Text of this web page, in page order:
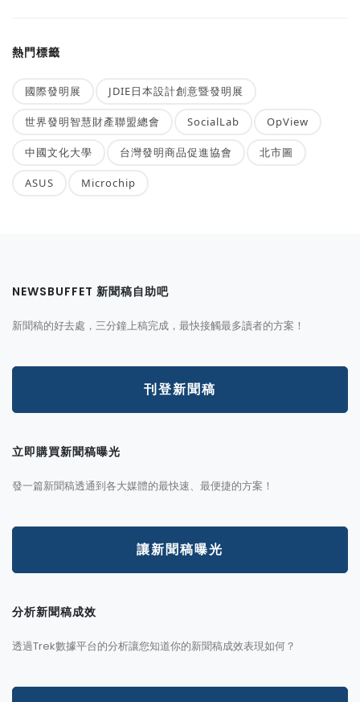
熱門標籤
國際發明展 JDIE日本設計創意暨發明展
世界發明智慧財產聯盟總會 SocialLab OpView
中國文化大學 台灣發明商品促進協會 北市圖
ASUS Microchip
NEWSBUFFET 新聞稿自助吧
新聞稿的好去處，三分鐘上稿完成，最快接觸最多讀者的方案！
刊登新聞稿
立即購買新聞稿曝光
發一篇新聞稿透通到各大媒體的最快速、最便捷的方案！
讓新聞稿曝光
分析新聞稿成效
透過Trek數據平台的分析讓您知道你的新聞稿成效表現如何？